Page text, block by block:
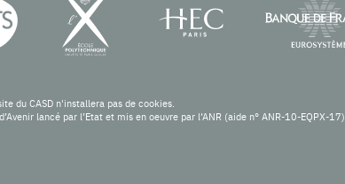
du CASD n'installera pas de cookies.
lancé par l’Etat et mis en oeuvre par l’ANR (aide n° ANR-10-EQPX-17)